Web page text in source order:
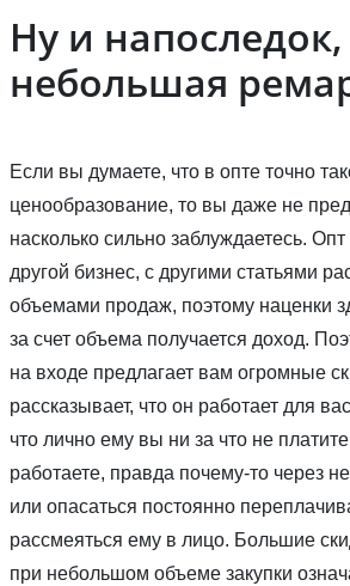
Ну и напоследок,
небольшая
Если вы думаете, что в опте точно
ценообразование, то вы даже не
насколько сильно заблуждаетесь.
другой бизнес, с другими статьями
объемами продаж, поэтому наценки
за счет объема получается доход.
на входе предлагает вам огромные
рассказывает, что он работает для
что лично ему вы ни за что не
работаете, правда почему-то через
или опасаться постоянно
рассмеяться ему в лицо. Большие
при небольшом объеме закупки